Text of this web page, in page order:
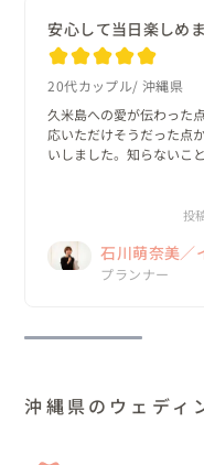
安心して当日楽しめ
20代カップル 沖縄県
久米島への愛が伝わった
応いただけそうだった点
いしました。知らないこ
たが、丁寧に回答してく
すが、なんとかお天気に
投
石川萌奈美／
ミ Kume La
プランナー
沖縄県のウェディ